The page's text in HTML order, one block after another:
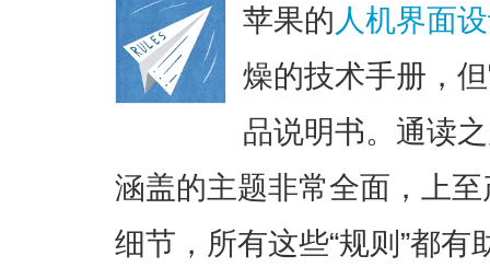
苹果的 人机界面
燥的技术手册，
品说明书。通读
涵盖的主题非常全面，上
细节，所有这些“规则”都